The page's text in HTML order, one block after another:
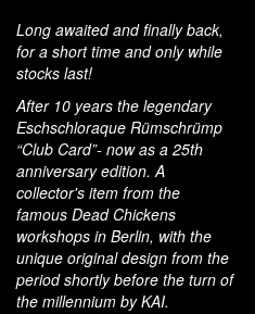
Long awaited and finally back,
for a short time and only while
stocks last!
After 10 years the legendary
Eschschloraque Rümschrümp
“Club Card”- now as a 25th
anniversary edition. A
collector's item from the
famous Dead Chickens
workshops in Berlin, with the
unique original design from the
period shortly before the turn of
the millennium by KAI.